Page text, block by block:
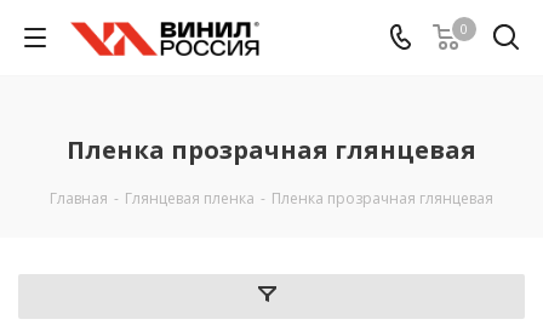
0
Пленка прозрачная глянцевая
Главная - Глянцевая пленка - Пленка прозрачная глянцевая